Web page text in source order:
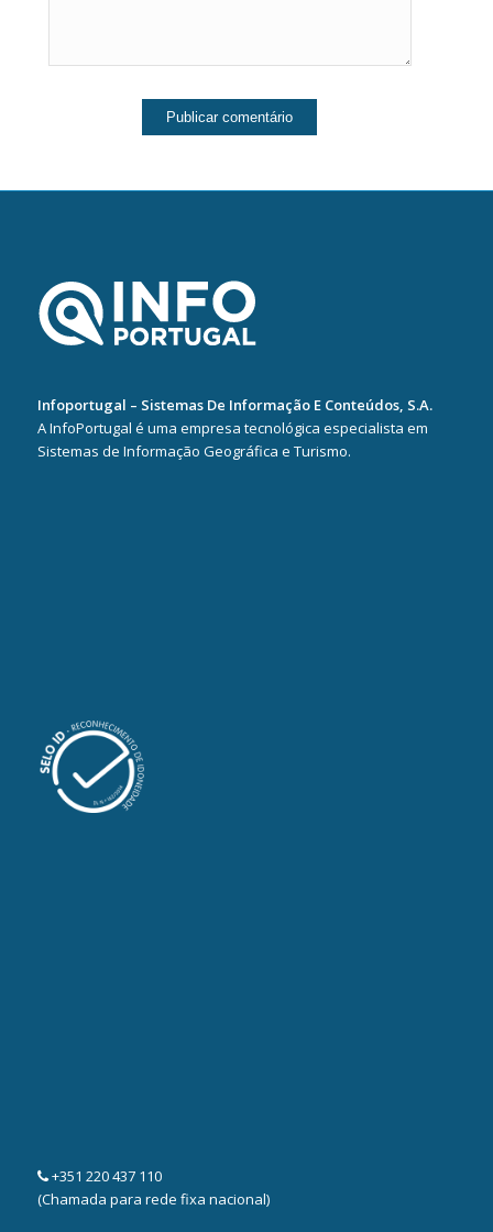
Infoportugal – Sistemas De Informação E Conteúdos, S.A.
A InfoPortugal é uma empresa tecnológica especialista em
Sistemas de Informação Geográfica e Turismo.
+351 220 437 110
(Chamada para rede fixa nacional)